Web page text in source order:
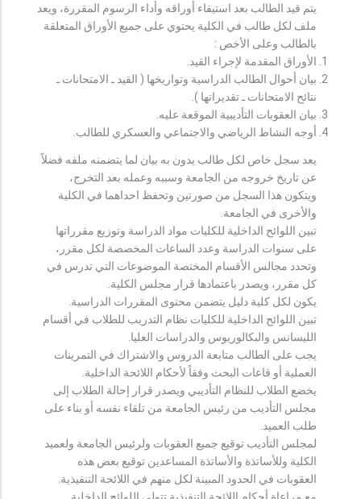
يتم قيد الطالب بعد استيفاء أوراقه وأداء الرسوم المقررة، ويعد
ملف لكل طالب في الكلية يحتوي على جميع الأوراق المتعلقة
بالطالب وعلى الأخص :
الأوراق المقدمة لإجراء القيد.
بيان أحوال الطالب الدراسية وتواريخها ( القيد ـ الامتحانات ـ
نتائح الامتحانات ـ تقديراتها ).
بيان العقوبات التأديبية الموقعة عليه.
أوجه النشاط الرياضي والاجتماعي والعسكري للطالب.
يعد سجل خاص لكل طالب يدون به بيان لما يتضمنه ملفه فضلاً
عن تاريخ خروجه من الجامعة وسببه وعمله بعد التخرج،
ويتكون هذا السجل من صورتين وتحفظ احداهما في الكلية
والأخرى في الجامعة.
تبين اللوائح الداخلية للكليات مواد الدراسة وتوزيع مقرراتها
على سنوات الدراسة وعدد الساعات المخصصة لكل مقرر،
وتحدد مجالس الأقسام المختصة الموضوعات التي تدرس في
كل مقرر، ويصدر باعتمادها قرار مجلس الكلية.
يكون لكل كلية دليل يتضمن محتوى المقررات الدراسية.
تبين اللوائح الداخلية للكليات نظام التدريب للطلاب في أقسام
الليسانس والبكالوريوس والدراسات العليا.
يجب على الطالب متابعة الدروس والاشتراك في التمرينات
العملية أو قاعات البحث وفقاً لأحكام اللائحة الداخلية.
يخضع الطلاب للنظام التأديبي ويصدر قرار إحالة الطلاب إلى
مجلس التأديب من رئيس الجامعة من تلقاء نفسه أو بناء على
طلب العميد.
لمجلس التأديب توقيع جميع العقوبات ولرئيس الجامعة ولعميد
الكلية وللأساتذة والأساتذة المساعدين توقيع بعض هذه
العقوبات في الحدود المبينة لكل منهم في اللائحة التنفيذية.
مع مراعاة أحكام اللائحة التنفيذية تتولى اللوائح الداخلية